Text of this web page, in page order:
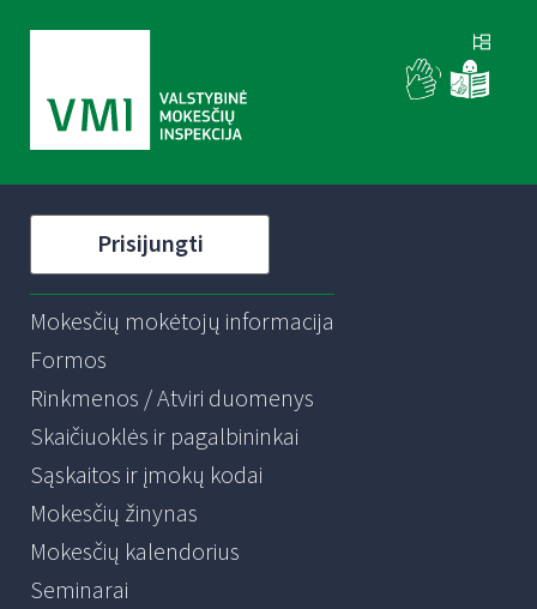
Prisijungti
Mokesčių mokėtojų informacija
Formos
Rinkmenos / Atviri duomenys
Skaičiuoklės ir pagalbininkai
Sąskaitos ir įmokų kodai
Mokesčių žinynas
Mokesčių kalendorius
Seminarai